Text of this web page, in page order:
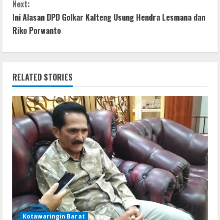
o
k
p g
n
t
i
n
u
e
R
e
a
d
Next:
Ini Alasan DPD Golkar Kalteng Usung Hendra Lesmana dan
Riko Porwanto
RELATED STORIES
Kotawaringin Barat